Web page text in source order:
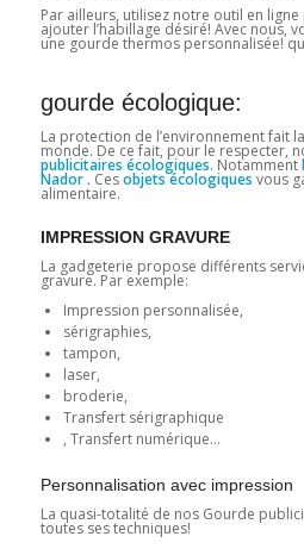
Par ailleurs, utilisez notre outil en
ajouter l’habillage désiré! Avec nous,
une gourde thermos personnalisée!
gourde écologique:
La protection de l’environnement fait
monde. De ce fait, pour le respecter,
publicitaires écologiques. Notamment
Nador . Cesobjets écologiques vous
alimentaire.
IMPRESSION GRAVURE
La gadgeterie propose différents
gravure. Par exemple:
Impression personnalisée,
sérigraphies,
tampon,
laser,
broderie,
Transfert sérigraphique
, Transfert numérique…
Personnalisation avec impression
La quasi-totalité de nos Gourde
toutes ses techniques!